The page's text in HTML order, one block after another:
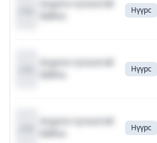
Нүүрс
Нүүрс
Нүүрс